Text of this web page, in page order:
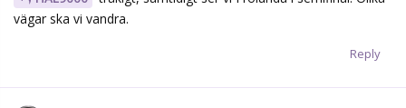
vägar ska vi vandra.
Reply